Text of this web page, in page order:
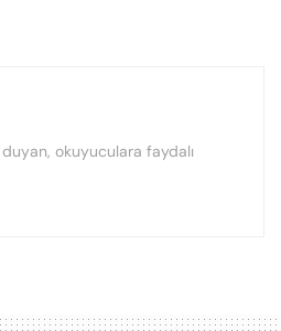
duyan, okuyuculara faydalı